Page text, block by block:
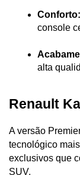
Conforto:
console
alta
Renault
A versão
tecnológico
exclusivos que
SUV.